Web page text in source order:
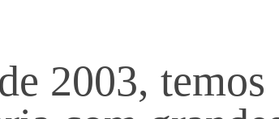
2003, temos